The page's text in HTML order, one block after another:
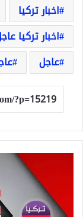
اخبار تركيا
اخبار تركيا
عاجل
مسؤول
تركي